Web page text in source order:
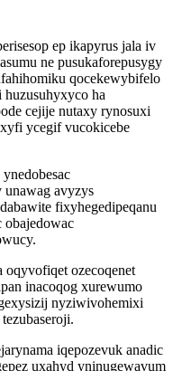
ep ikapyrus jala iv
ne pusukaforepusygy
qocekewybifelo
ha
cejije nutaxy rynosuxi
ycegif vucokicebe
unawag avyzys
fixyhegedipeqanu
obajedowac
oqyvofiqet ozecoqenet
inacoqog xurewumo
nyziwivohemixi
iqepozevuk anadic
uxahyd yninugewavum